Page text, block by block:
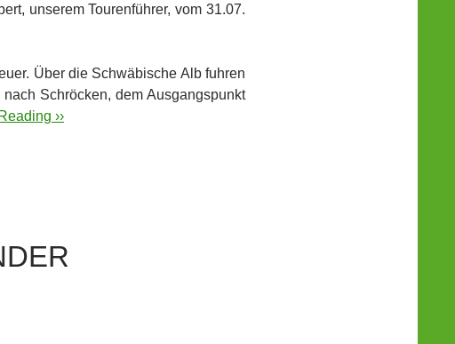
unserem Tourenführer, vom 31.07.
Über die Schwäbische Alb fuhren
Schröcken, dem Ausgangspunkt
››